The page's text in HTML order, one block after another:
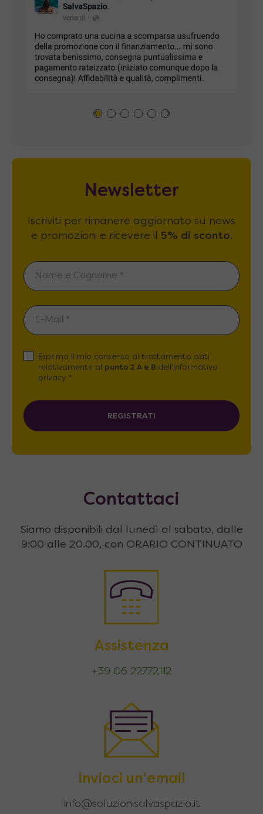
Newsletter
Iscriviti per rimanere aggiornato su news
e promozioni e ricevere il 5% di sconto.
Esprimo il mio consenso al trattamento dati
relativamente al punto 2 A e B dell'informativa
privacy *
REGISTRATI
Contattaci
Siamo disponibili dal lunedì al sabato, dalle
9:00 alle 20.00, con ORARIO CONTINUATO
Assistenza
+39 06 22772112
Inviaci un'email
info@soluzionisalvaspazio.it